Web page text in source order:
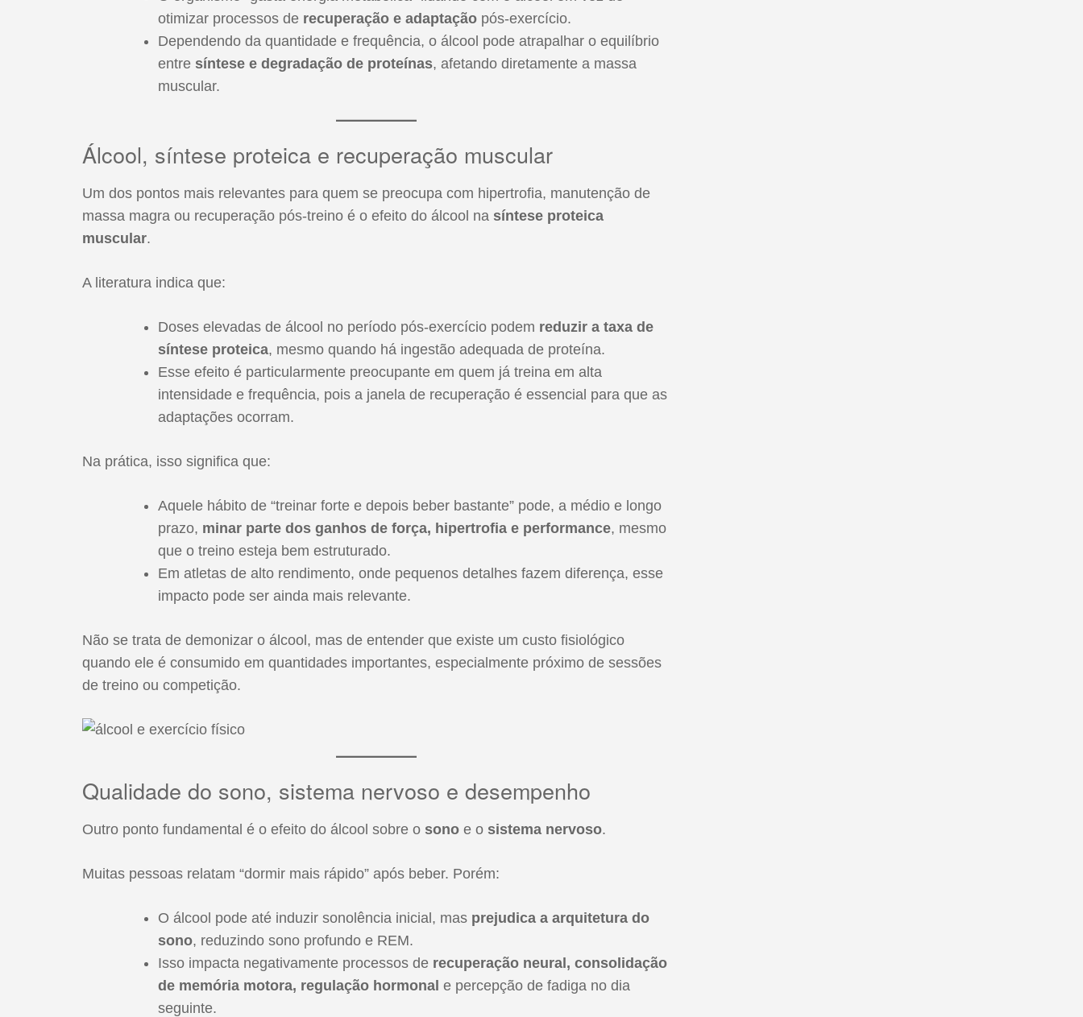
otimizar processos de recuperação e adaptação pós-exercício.
Dependendo da quantidade e frequência, o álcool pode atrapalhar o equilíbrio
entre síntese e degradação de proteínas, afetando diretamente a massa
muscular.
Álcool, síntese proteica e recuperação muscular
Um dos pontos mais relevantes para quem se preocupa com hipertrofia, manutenção de
massa magra ou recuperação pós-treino é o efeito do álcool na síntese proteica
muscular.
A literatura indica que:
Doses elevadas de álcool no período pós-exercício podem reduzir a taxa de
síntese proteica, mesmo quando há ingestão adequada de proteína.
Esse efeito é particularmente preocupante em quem já treina em alta
intensidade e frequência, pois a janela de recuperação é essencial para que as
adaptações ocorram.
Na prática, isso significa que:
Aquele hábito de “treinar forte e depois beber bastante” pode, a médio e longo
prazo, minar parte dos ganhos de força, hipertrofia e performance, mesmo
que o treino esteja bem estruturado.
Em atletas de alto rendimento, onde pequenos detalhes fazem diferença, esse
impacto pode ser ainda mais relevante.
Não se trata de demonizar o álcool, mas de entender que existe um custo fisiológico
quando ele é consumido em quantidades importantes, especialmente próximo de sessões
de treino ou competição.
Qualidade do sono, sistema nervoso e desempenho
Outro ponto fundamental é o efeito do álcool sobre o sono e o sistema nervoso.
Muitas pessoas relatam “dormir mais rápido” após beber. Porém:
O álcool pode até induzir sonolência inicial, mas prejudica a arquitetura do
sono, reduzindo sono profundo e REM.
Isso impacta negativamente processos de recuperação neural, consolidação
de memória motora, regulação hormonal e percepção de fadiga no dia
seguinte.